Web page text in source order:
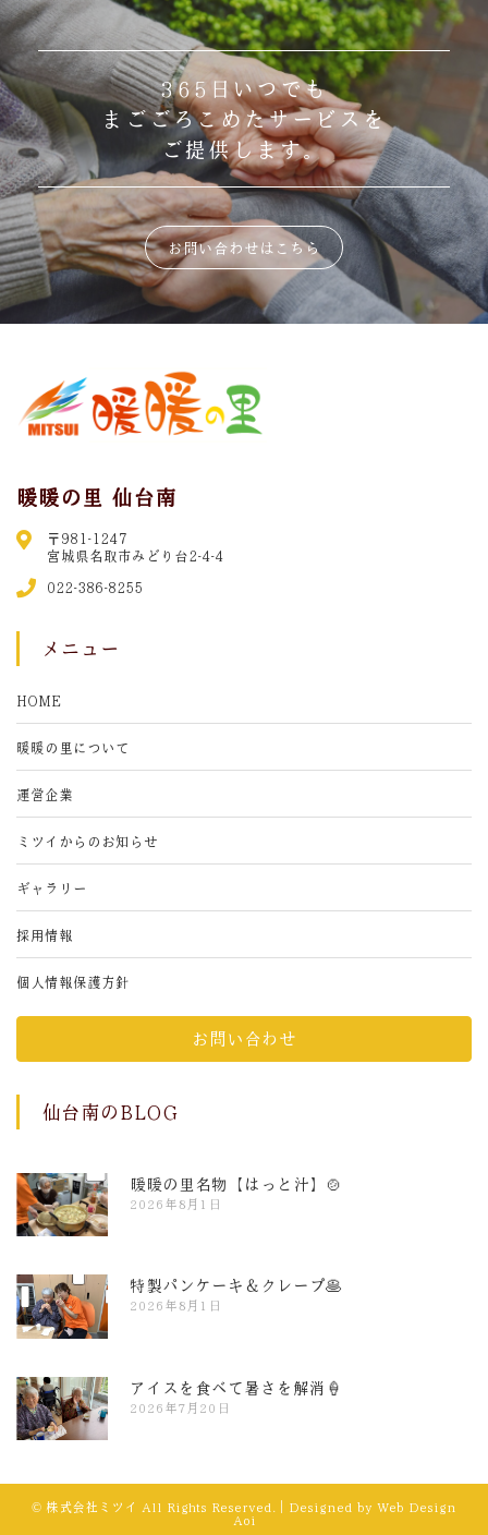
365日いつでも
まごごろこめたサービスを
ご提供します。
お問い合わせはこちら
暖暖の里 仙台南
〒981-1247
宮城県名取市みどり台2-4-4
022-386-8255
メニュー
HOME
暖暖の里について
運営企業
ミツイからのお知らせ
ギャラリー
採用情報
個人情報保護方針
お問い合わせ
仙台南のBLOG
暖暖の里名物【はっと汁】🍲
2026年8月1日
特製パンケーキ＆クレープ🥞
2026年8月1日
アイスを食べて暑さを解消🍦
2026年7月20日
© 株式会社ミツイ All Rights Reserved.｜Designed by Web Design
Aoi